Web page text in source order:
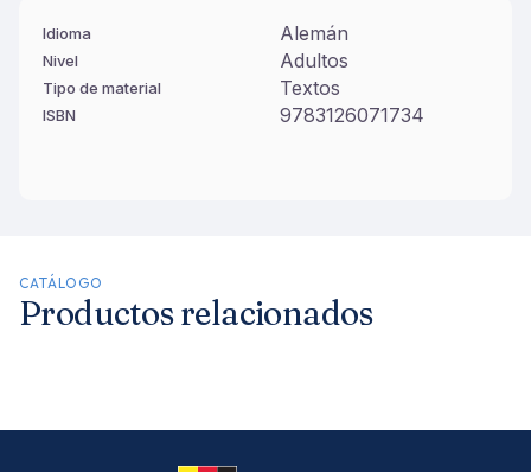
Idioma Alemán
Nivel Adultos
Tipo de material Textos
ISBN 9783126071734
CATÁLOGO
Productos relacionados